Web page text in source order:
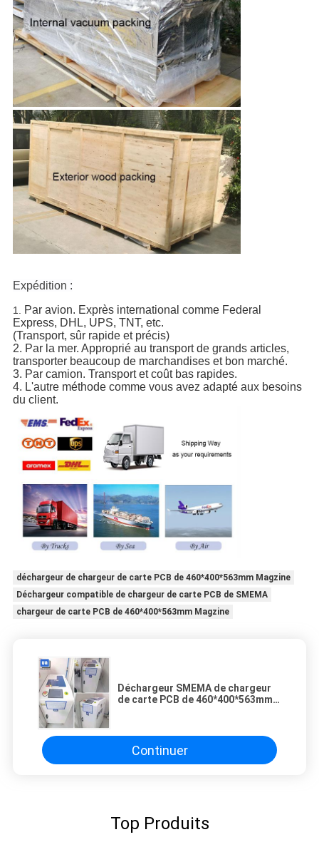
Expédition :
1.
Par avion. Exprès international comme Federal
Express, DHL, UPS, TNT, etc.
(Transport, sûr rapide et précis)
2. Par la mer. Approprié au transport de grands articles,
transporter beaucoup de marchandises et bon marché.
3. Par camion. Transport et coût bas rapides.
4. L'autre méthode comme vous avez adapté aux besoins
du client.
déchargeur de chargeur de carte PCB de 460*400*563mm Magzine
Déchargeur compatible de chargeur de carte PCB de SMEMA
chargeur de carte PCB de 460*400*563mm Magzine
Déchargeur SMEMA de chargeur
de carte PCB de 460*400*563mm
Continuer
Top Produits